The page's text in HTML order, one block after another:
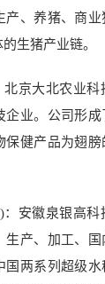
、养猪、商业
生猪产业链。
北京大北农业
企业。公司形
保健产品为翅膀
：安徽泉银高
生产、加工、
国两系列超级